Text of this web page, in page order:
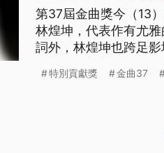
第37屆金曲獎今（13
林煌坤，代表作有尤
詞外，林煌坤也跨足
特別貢獻獎 金曲37